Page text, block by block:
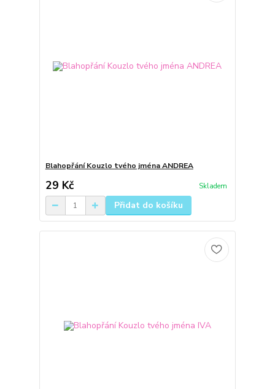
Blahopřání Kouzlo tvého jména ANDREA
29 Kč Skladem
Přidat do košíku